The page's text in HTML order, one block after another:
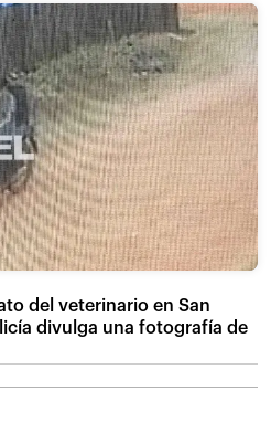
del veterinario en San
divulga una fotografía de